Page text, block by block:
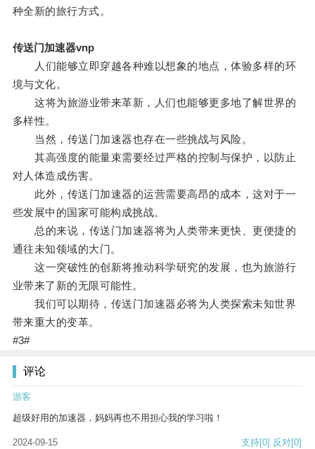
种全新的旅行方式。
传送门加速器vnp
人们能够立即穿越各种难以想象的地点，体验多样的环
境与文化。
这将为旅游业带来革新，人们也能够更多地了解世界的
多样性。
当然，传送门加速器也存在一些挑战与风险。
其高强度的能量束需要经过严格的控制与保护，以防止
对人体造成伤害。
此外，传送门加速器的运营需要高昂的成本，这对于一
些发展中的国家可能构成挑战。
总的来说，传送门加速器将为人类带来更快、更便捷的
通往未知领域的大门。
这一突破性的创新将推动科学研究的发展，也为旅游行
业带来了新的无限可能性。
我们可以期待，传送门加速器必将为人类探索未知世界
带来重大的变革。
#3#
评论
游客
超级好用的加速器，妈妈再也不用担心我的学习啦！
2024-09-15 支持[0] 反对[0]